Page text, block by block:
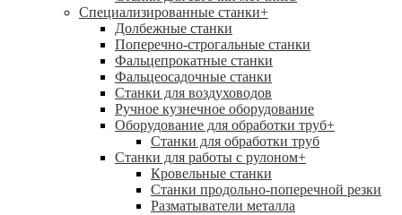
Специализированные станки+
Долбежные станки
Поперечно-строгальные станки
Фальцепрокатные станки
Фальцеосадочные станки
Станки для воздуховодов
Ручное кузнечное оборудование
Оборудование для обработки труб+
Станки для обработки труб
Станки для работы с рулоном+
Кровельные станки
Станки продольно-поперечной резки
Разматыватели металла